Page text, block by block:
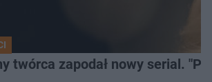
twórca zapodał nowy serial.